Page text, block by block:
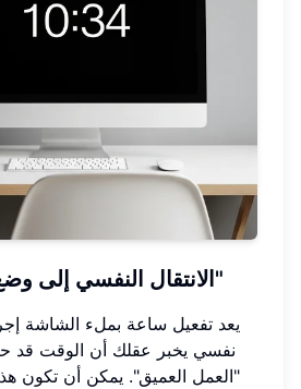
الانتقال النفسي إلى وضع "العمل العميق"
يعد تفعيل ساعة بملء الشاشة
نفسي يخبر عقلك أن الوقت قد
"العمل العميق". يمكن أن تكون